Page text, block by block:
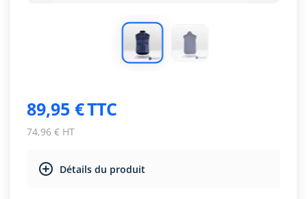
89,95 €TTC
74,96 € HT
Détails du produit